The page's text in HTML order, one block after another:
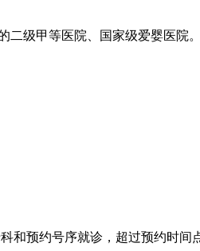
二级甲等医院、国家级爱婴医院
和预约号序就诊，超过预约时